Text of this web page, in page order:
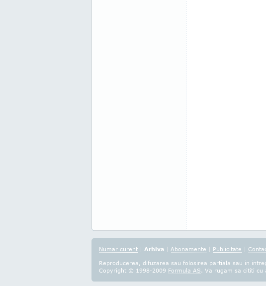
Numar curent | Arhiva | Abonamente | Publicitate |
Reproducerea, difuzarea sau folosirea partiala sau in
Copyright © 1998-2009 Formula AS. Va rugam sa cititi cu